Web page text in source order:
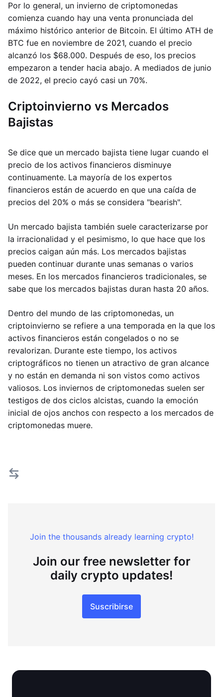
Por lo general, un invierno de criptomonedas
comienza cuando hay una venta pronunciada del
máximo histórico anterior de Bitcoin. El último ATH de
BTC fue en noviembre de 2021, cuando el precio
alcanzó los $68.000. Después de eso, los precios
empezaron a tender hacia abajo. A mediados de junio
de 2022, el precio cayó casi un 70%.
Criptoinvierno vs Mercados
Bajistas
Se dice que un mercado bajista tiene lugar cuando el
precio de los activos financieros disminuye
continuamente. La mayoría de los expertos
financieros están de acuerdo en que una caída de
precios del 20% o más se considera "bearish".
Un mercado bajista también suele caracterizarse por
la irracionalidad y el pesimismo, lo que hace que los
precios caigan aún más. Los mercados bajistas
pueden continuar durante unas semanas o varios
meses. En los mercados financieros tradicionales, se
sabe que los mercados bajistas duran hasta 20 años.
Dentro del mundo de las criptomonedas, un
criptoinvierno se refiere a una temporada en la que los
activos financieros están congelados o no se
revalorizan. Durante este tiempo, los activos
criptográficos no tienen un atractivo de gran alcance
y no están en demanda ni son vistos como activos
valiosos. Los inviernos de criptomonedas suelen ser
testigos de dos ciclos alcistas, cuando la emoción
inicial de ojos anchos con respecto a los mercados de
criptomonedas muere.
Join the thousands already learning crypto!
Join our free newsletter for
daily crypto updates!
Suscribirse